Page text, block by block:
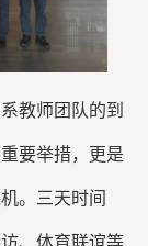
教师团队的到
要举措，更是
。三天时间